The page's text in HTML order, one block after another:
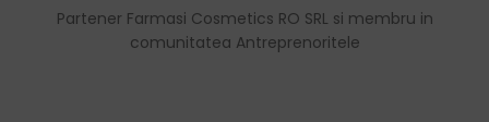
Partener Farmasi Cosmetics RO SRL si membru in
comunitatea Antreprenoritele